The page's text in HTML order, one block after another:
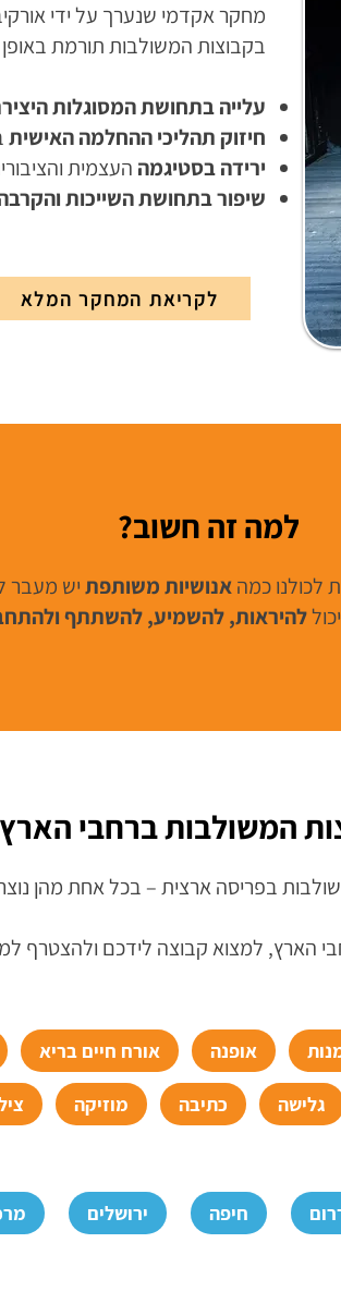
בקבוצות המשולבות תורמת
עלייה בתחושת המסוגלות
חיזוק תהליכי ההחלמה האישית
ירידה בסטיגמה העצמית
שיפור בתחושת השייכות
לקריאת המחקר המלא
למה זה חשוב?
לכולנו כמהאנושיות משותפתיש מעבר
להיראות, להשמיע, להשתתף
המשולבות ברחבי הארץ
בפריסה ארצית – בכל אחת מהן
הארץ, למצוא קבוצה לידכם ולהצטרף
אופנה אורח חיים בריא
גלישה כתיבה מוזיקה
חיפה ירושלים